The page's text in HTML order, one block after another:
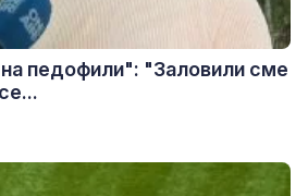
педофили": "Заловили сме